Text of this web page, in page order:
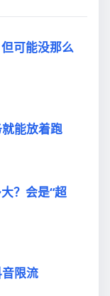
可能没那么
能放着跑
？会是“超
限流